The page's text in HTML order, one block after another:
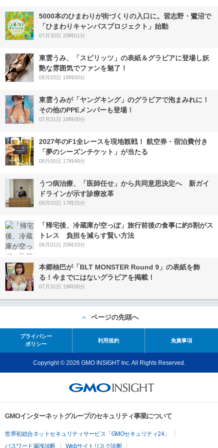
5000本のひまわりが街づくりの入口に。習志野・鷺沼で
「ひまわりキャンパスプロジェクト」始動
07月30日 20時01分
東雲うみ、「スピリッツ」の表紙＆グラビアに登場し妖
艶な雰囲気でファンを魅了！
08月03日 18時00分
東雲うみが「ヤングキング」のグラビアで泡まみれに！
その他のPPEメンバーも登場！
07月31日 19時00分
2027年のF1全レースを現地観戦！ 航空券・宿泊費付き
「夢のシーズンチケット」が当たる
08月05日 17時48分
うつ病治療、「医師任せ」から共同意思決定へ 新ガイ
ドラインが示す診療改革
08月03日 17時25分
「帰宅後、冷蔵庫が空っぽ」旅行前後の食事に約5割がス
トレス 負担を減らす賢い方法
08月01日 20時33分
本郷柚巴が「BLT MONSTER Round 9」の表紙を飾
る！今までにはないグラビアを掲載！
07月31日 19時00分
ページの先頭へ
プライバシー
ポリシー
利用規約 免責事項
Copyright © 2026 GMO INSIGHT Inc. All Rights Reserved.
GMOインターネットグループのセキュリティ事業について
世界初総合ネットセキュリティサービス「GMOセキュリティ24」
パスワード漏洩診断
Webサイトリスク診断